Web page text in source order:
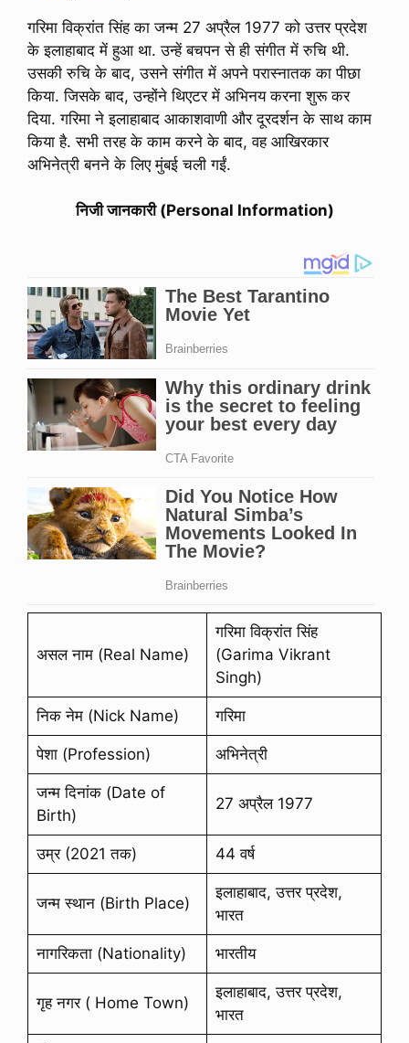
गरिमा विक्रांत सिंह का जन्म 27 अप्रैल 1977 को उत्तर प्रदेश
के इलाहाबाद में हुआ था. उन्हें बचपन से ही संगीत में रुचि थी.
उसकी रुचि के बाद, उसने संगीत में अपने परास्नातक का पीछा
किया. जिसके बाद, उन्होंने थिएटर में अभिनय करना शुरू कर
दिया. गरिमा ने इलाहाबाद आकाशवाणी और दूरदर्शन के साथ काम
किया है. सभी तरह के काम करने के बाद, वह आखिरकार
अभिनेत्री बनने के लिए मुंबई चली गईं.
निजी जानकारी (Personal Information)
असल नाम (Real Name)
गरिमा विक्रांत सिंह
(Garima Vikrant
Singh)
निक नेम (Nick Name) गरिमा
पेशा (Profession) अभिनेत्री
जन्म दिनांक (Date of
Birth)
27 अप्रैल 1977
उम्र (2021 तक) 44 वर्ष
जन्म स्थान (Birth Place)
इलाहाबाद, उत्तर प्रदेश,
भारत
नागरिकता (Nationality) भारतीय
गृह नगर ( Home Town)
इलाहाबाद, उत्तर प्रदेश,
भारत